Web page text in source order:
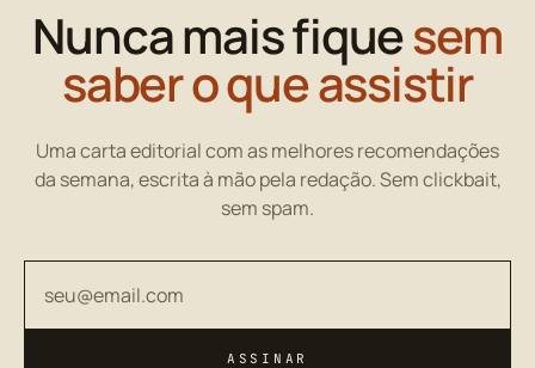
Nunca mais fiquesem
saber o que assistir
Uma carta editorial com as melhores recomendações
da semana, escrita à mão pela redação. Sem clickbait,
sem spam.
ASSINAR